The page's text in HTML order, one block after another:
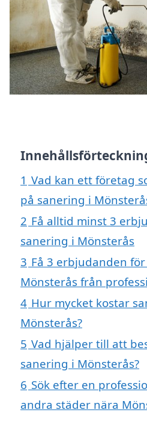
1 Vad kan ett företag
på sanering i
2 Få alltid minst 3
sanering i Mönsterås
3 Få 3 erbjudanden
Mönsterås från
4 Hur mycket kostar
Mönsterås?
5 Vad hjälper till att
sanering i Mönsterås?
6 Sök efter en
andra städer nära